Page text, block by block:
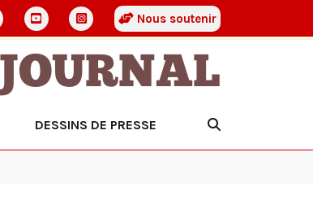
Nous soutenir
DESSINS DE PRESSE